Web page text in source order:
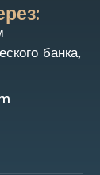
банка,